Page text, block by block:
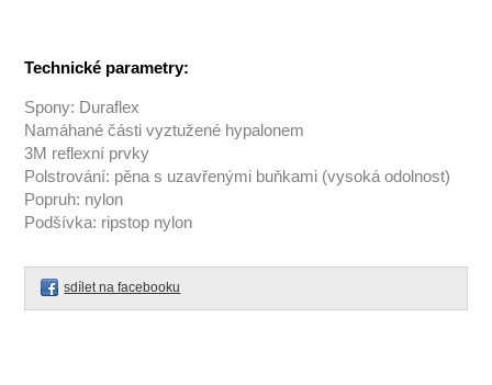
Technické parametry:
Spony: Duraflex
Namáhané části vyztužené hypalonem
3M reflexní prvky
Polstrování: pěna s uzavřenými buňkami (vysoká odolnost)
Popruh: nylon
Podšívka: ripstop nylon
sdílet na facebooku